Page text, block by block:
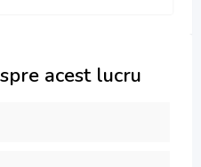
acest lucru